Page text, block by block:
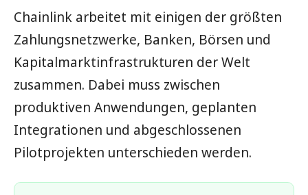
Chainlink arbeitet mit einigen der größten
Zahlungsnetzwerke, Banken, Börsen und
Kapitalmarktinfrastrukturen der Welt
zusammen. Dabei muss zwischen
produktiven Anwendungen, geplanten
Integrationen und abgeschlossenen
Pilotprojekten unterschieden werden.